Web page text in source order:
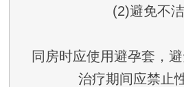
(2)避免不
同房时应使用避孕套，避
治疗期间应禁止